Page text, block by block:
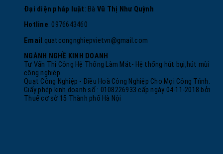
Đại diện pháp luật: Bà Vũ Thị Như Quỳnh
Hotline: 0976643460
Email :quatcongnghiepvietvn@gmail.com
NGÀNH NGHỀ KINH DOANH
Tư Vấn Thi Công Hệ Thống Làm Mát- Hệ thống hút bụi,hút mùi
công nghiệp
Quạt Công Nghiệp - Điều Hoà Công Nghiệp Cho Mọi Công Trình.
Giấy phép kinh doanh số : 0108226933 cấp ngày 04-11-2018 bởi
Thuế cơ sở 15 Thành phố Hà Nội